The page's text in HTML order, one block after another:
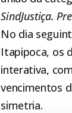
SindJustiça.
No dia
Itapipoca, os
interativa,
vencimentos
simetria.